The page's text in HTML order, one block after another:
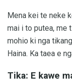
Mena kei te neke
mai i to putea, me
mohio ki nga
Haina. Ka taea e
Tika: E kawe